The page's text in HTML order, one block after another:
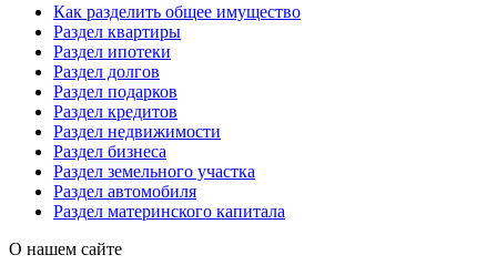
Как разделить общее имущество
Раздел квартиры
Раздел ипотеки
Раздел долгов
Раздел подарков
Раздел кредитов
Раздел недвижимости
Раздел бизнеса
Раздел земельного участка
Раздел автомобиля
Раздел материнского капитала
О нашем сайте